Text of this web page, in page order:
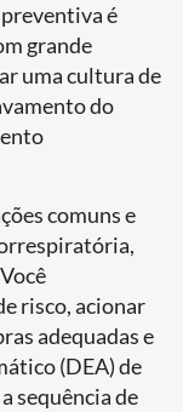
é
grande
uma cultura de
do
comuns e
risco, acionar
adequadas e
(DEA) de
sequência de